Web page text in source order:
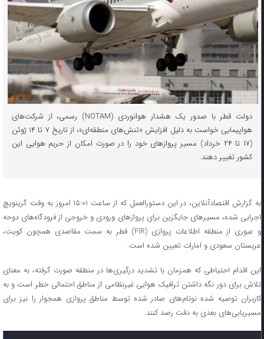
دولت قطر با صدور یک هشدار هوانوردی (NOTAM) رسمی، از شرکت‌های
هواپیمایی خواست به دلیل افزایش «تنش‌های منطقه‌ای»، از تاریخ ۷ تا ۱۴ ژوئن
(۱۷ تا ۲۴ خرداد) مسیر پرواز‌های خود را در صورت امکان از حریم هوایی این
کشور تغییر دهند.
به گزارش اقتصادآنلاین، در این دستورالعمل که از ساعت ۱۵:۰۱ امروز به وقت گرینویچ
اجرایی شده، مسیر‌های جایگزین برای پرواز‌های ورودی و خروجی از فرودگاه‌های دوحه
و عبوری از منطقه اطلاعات پروازی (FIR) قطر به سمت مقاصدی همچون کویت،
عربستان سعودی و امارات تعیین شده است.
این اقدام احتیاطی که همزمان با تشدید درگیری‌ها در منطقه صورت گرفته، به معنای
تلاش برای دور نگه داشتن ترافیک هوایی غیرنظامی از مناطق احتمالی خطر است و به
کاربران توصیه شده نوتام‌های صادر شده توسط مناطق پروازی همجوار را نیز برای
مسیریابی‌های بعدی به دقت رصد کنند.